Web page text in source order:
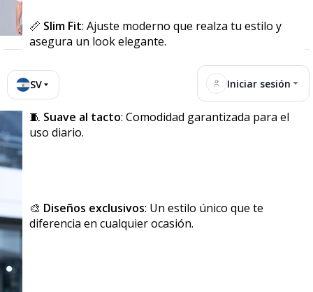
SV Iniciar sesión
📏 Slim Fit: Ajuste moderno que realza tu estilo y
asegura un look elegante.
🧵 Suave al tacto: Comodidad garantizada para el
uso diario.
🎨 Diseños exclusivos: Un estilo único que te
diferencia en cualquier ocasión.